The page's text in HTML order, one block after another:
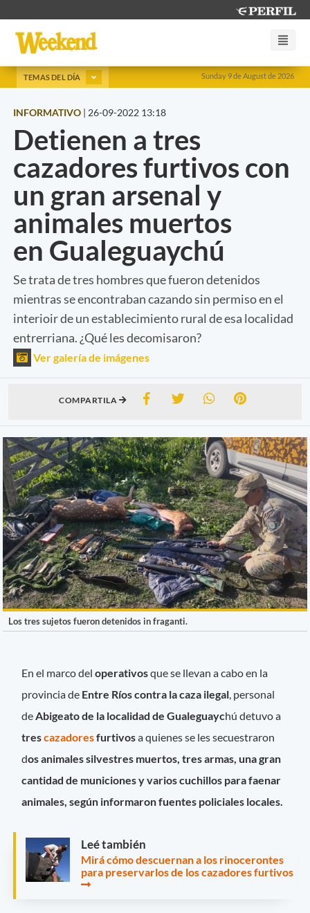
Sunday 9 de August de 2026
TEMAS DEL DÍA
INFORMATIVO | 26-09-2022 13:18
Detienen a tres
cazadores furtivos con
un gran arsenal y
animales muertos
en Gualeguaychú
Se trata de tres hombres que fueron detenidos
mientras se encontraban cazando sin permiso en el
interioir de un establecimiento rural de esa localidad
entrerriana. ¿Qué les decomisaron?
Ver galería de imágenes
COMPARTILA
Los tres sujetos fueron detenidos in fraganti.
En el marco deloperativosque se llevan a cabo en la
provincia de Entre Ríos contra la caza ilegal , personal
de Abigeato de la localidad de Gualeguaychú detuvo a
trescazadoresfurtivosa quienes se les secuestraron
dos animales silvestres muertos, tres armas, una gran
cantidad de municiones y varios cuchillos para faenar
animales, según informaron fuentes policiales locales.
Leé también
Mirá cómo descuernan a los rinocerontes
para preservarlos de los cazadores furtivos